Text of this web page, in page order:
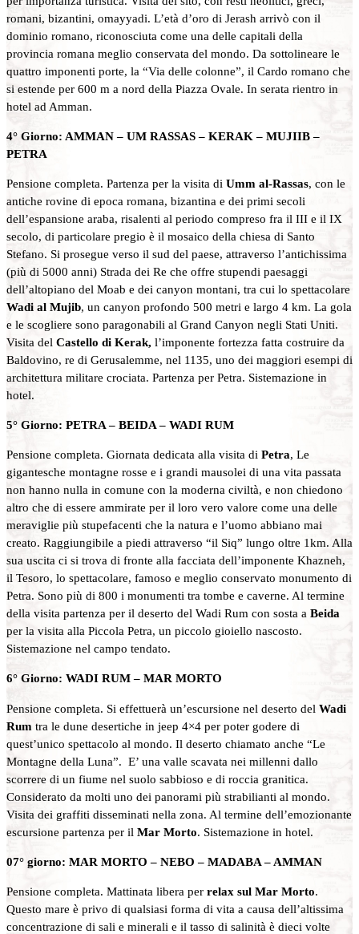
romani, bizantini, omayyadi. L’età d’oro di Jerash arrivò con il
dominio romano, riconosciuta come una delle capitali della
provincia romana meglio conservata del mondo. Da sottolineare le
quattro imponenti porte, la “Via delle colonne”, il Cardo romano che
si estende per 600 m a nord della Piazza Ovale. In serata rientro in
hotel ad Amman.
4° Giorno: AMMAN – UM RASSAS – KERAK – MUJIIB –
PETRA
Pensione completa. Partenza per la visita di Umm al-Rassas, con le
antiche rovine di epoca romana, bizantina e dei primi secoli
dell’espansione araba, risalenti al periodo compreso fra il III e il IX
secolo, di particolare pregio è il mosaico della chiesa di Santo
Stefano. Si prosegue verso il sud del paese, attraverso l’antichissima
(più di 5000 anni) Strada dei Re che offre stupendi paesaggi
dell’altopiano del Moab e dei canyon montani, tra cui lo spettacolare
Wadi al Mujib, un canyon profondo 500 metri e largo 4 km. La gola
e le scogliere sono paragonabili al Grand Canyon negli Stati Uniti.
Visita del Castello di Kerak, l’imponente fortezza fatta costruire da
Baldovino, re di Gerusalemme, nel 1135, uno dei maggiori esempi di
architettura militare crociata. Partenza per Petra. Sistemazione in
hotel.
5° Giorno: PETRA – BEIDA – WADI RUM
Pensione completa. Giornata dedicata alla visita di Petra, Le
gigantesche montagne rosse e i grandi mausolei di una vita passata
non hanno nulla in comune con la moderna civiltà, e non chiedono
altro che di essere ammirate per il loro vero valore come una delle
meraviglie più stupefacenti che la natura e l’uomo abbiano mai
creato. Raggiungibile a piedi attraverso “il Siq” lungo oltre 1km. Alla
sua uscita ci si trova di fronte alla facciata dell’imponente Khazneh,
il Tesoro, lo spettacolare, famoso e meglio conservato monumento di
Petra. Sono più di 800 i monumenti tra tombe e caverne. Al termine
della visita partenza per il deserto del Wadi Rum con sosta a Beida
per la visita alla Piccola Petra, un piccolo gioiello nascosto.
Sistemazione nel campo tendato.
6° Giorno: WADI RUM – MAR MORTO
Pensione completa. Si effettuerà un’escursione nel deserto del Wadi
Rum tra le dune desertiche in jeep 4×4 per poter godere di
quest’unico spettacolo al mondo. Il deserto chiamato anche “Le
Montagne della Luna”. E’ una valle scavata nei millenni dallo
scorrere di un fiume nel suolo sabbioso e di roccia granitica.
Considerato da molti uno dei panorami più strabilianti al mondo.
Visita dei graffiti disseminati nella zona. Al termine dell’emozionante
escursione partenza per il Mar Morto. Sistemazione in hotel.
07° giorno: MAR MORTO – NEBO – MADABA – AMMAN
Pensione completa. Mattinata libera per relax sul Mar Morto.
Questo mare è privo di qualsiasi forma di vita a causa dell’altissima
concentrazione di sali e minerali e il tasso di salinità è dieci volte